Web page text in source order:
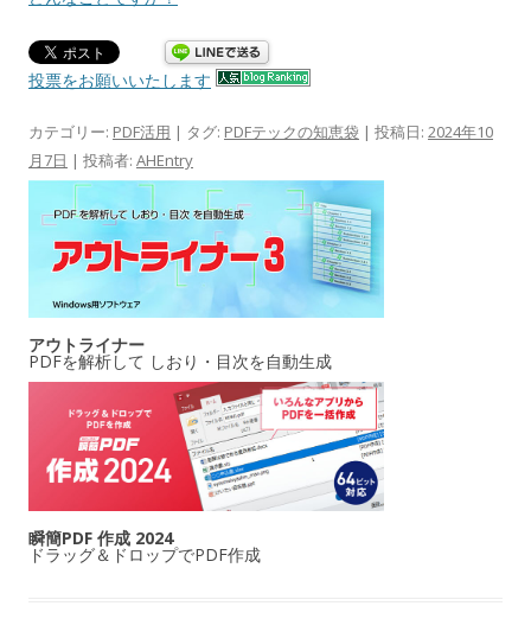
投票をお願いいたします
カテゴリー: PDF活用 | タグ: PDFテックの知恵袋 | 投稿日: 2024年10
月7日 | 投稿者: AHEntry
アウトライナー
PDFを解析して しおり・目次を自動生成
瞬簡PDF 作成 2024
ドラッグ＆ドロップでPDF作成